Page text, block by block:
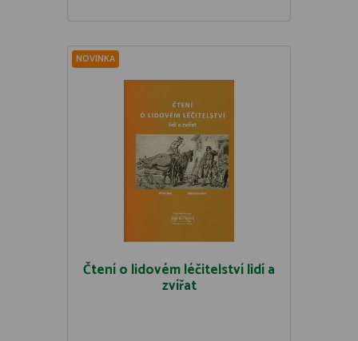
NOVINKA
Čtení o lidovém léčitelství lidí a
zvířat